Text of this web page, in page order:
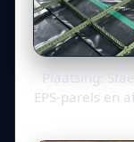
Plaatsing:
EPS-parels en